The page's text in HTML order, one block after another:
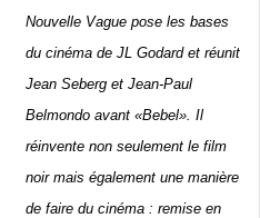
Nouvelle Vague pose les bases
du cinéma de JL Godard et réunit
Jean Seberg et Jean-Paul
Belmondo avant «Bebel». Il
réinvente non seulement le film
noir mais également une manière
de faire du cinéma : remise en